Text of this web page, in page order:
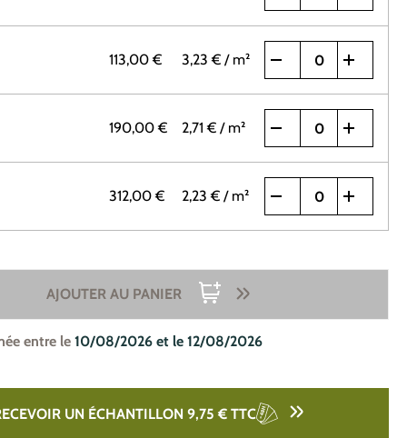
113,00 € 3,23 € / m²
190,00 € 2,71 € / m²
312,00 € 2,23 € / m²
AJOUTER AU PANIER
entre le 10/08/2026 et le 12/08/2026
UN ÉCHANTILLON 9,75 € TTC